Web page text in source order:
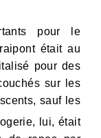
pour le
était au
pour des
sur les
sauf les
lui, était